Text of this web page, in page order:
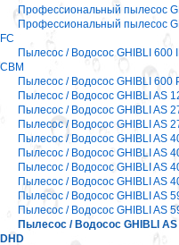
Профессиональный пылесос
Профессиональный пылесос
FC
Пылесос / Водосос GHIBLI 600
CBM
Пылесос / Водосос GHIBLI 600
Пылесос / Водосос GHIBLI AS
Пылесос / Водосос GHIBLI AS
Пылесос / Водосос GHIBLI AS
Пылесос / Водосос GHIBLI AS
Пылесос / Водосос GHIBLI AS
Пылесос / Водосос GHIBLI AS
Пылесос / Водосос GHIBLI AS
Пылесос / Водосос GHIBLI AS
Пылесос / Водосос GHIBLI AS
Пылесос / Водосос GHIBLI AS
DHD